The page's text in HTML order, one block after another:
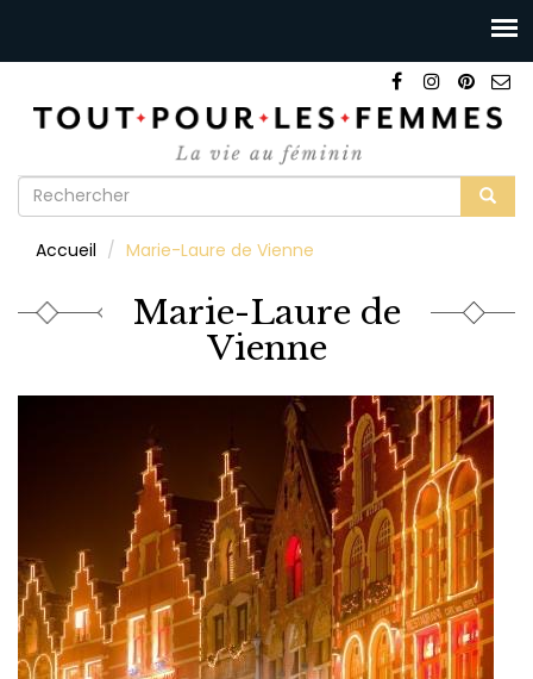
Formulaire
recherche
Accueil Marie-Laure de Vienne
Marie-Laure de
Vienne